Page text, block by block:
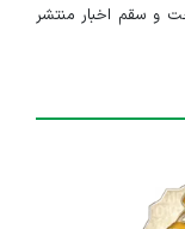
و سقم اخبار منتشر